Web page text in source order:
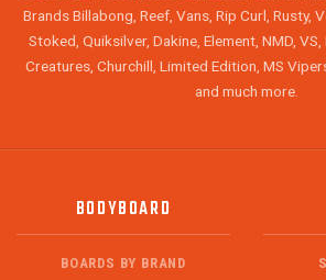
Brands Billabong, Reef, Vans, Rip Curl, Rusty,
Stoked, Quiksilver, Dakine, Element, NMD,
Creatures, Churchill, Limited Edition, MS
and much more.
BODYBOARD
BOARDS BY BRAND